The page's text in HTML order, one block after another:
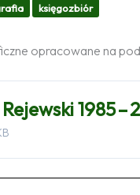
księgozbiór
opracowane na
1985 –